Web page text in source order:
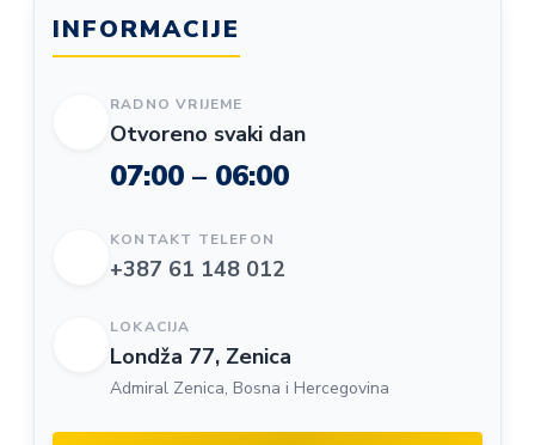
INFORMACIJE
RADNO VRIJEME
Otvoreno svaki dan
07:00 – 06:00
KONTAKT TELEFON
+387 61 148 012
LOKACIJA
Londža 77, Zenica
Admiral Zenica, Bosna i Hercegovina